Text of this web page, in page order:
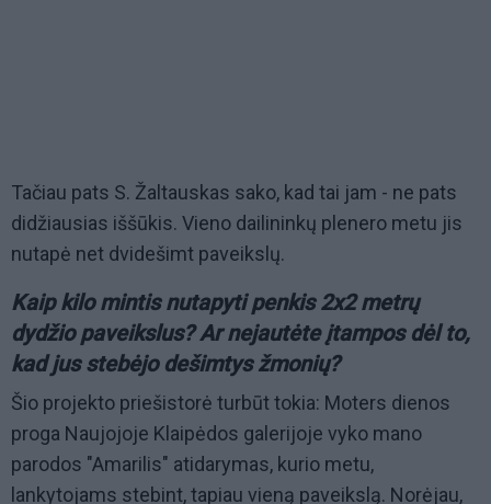
Tačiau pats S. Žaltauskas sako, kad tai jam - ne pats
didžiausias iššūkis. Vieno dailininkų plenero metu jis
nutapė net dvidešimt paveikslų.
Kaip kilo mintis nutapyti penkis 2x2 metrų
dydžio paveikslus? Ar nejautėte įtampos dėl to,
kad jus stebėjo dešimtys žmonių?
Šio projekto priešistorė turbūt tokia: Moters dienos
proga Naujojoje Klaipėdos galerijoje vyko mano
parodos "Amarilis" atidarymas, kurio metu,
lankytojams stebint, tapiau vieną paveikslą. Norėjau,